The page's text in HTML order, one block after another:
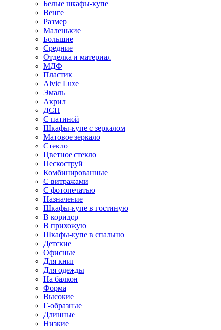
Белые шкафы-купе
Венге
Размер
Маленькие
Большие
Средние
Отделка и материал
МДФ
Пластик
Alvic Luxe
Эмаль
Акрил
ДСП
С патиной
Шкафы-купе с зеркалом
Матовое зеркало
Стекло
Цветное стекло
Пескоструй
Комбинированные
С витражами
С фотопечатью
Назначение
Шкафы-купе в гостиную
В коридор
В прихожую
Шкафы-купе в спальню
Детские
Офисные
Для книг
Для одежды
На балкон
Форма
Высокие
Г-образные
Длинные
Низкие